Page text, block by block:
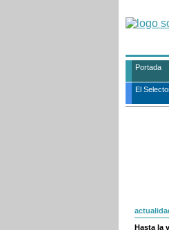
Portada
El
Hasta la